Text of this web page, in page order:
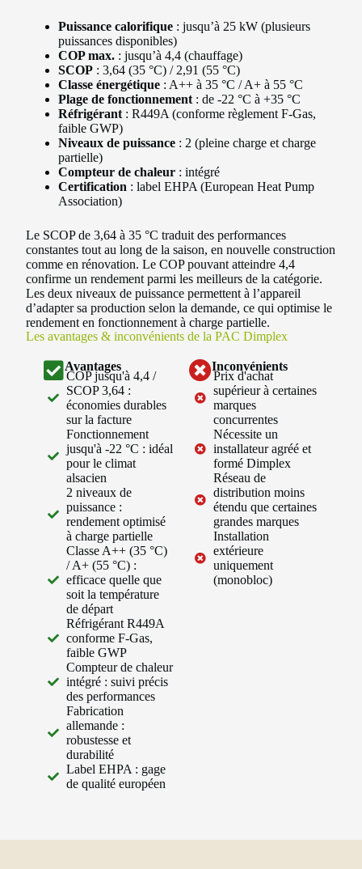
Puissance calorifique : jusqu’à 25 kW (plusieurs
puissances disponibles)
COP max. : jusqu’à 4,4 (chauffage)
SCOP : 3,64 (35 °C) / 2,91 (55 °C)
Classe énergétique : A++ à 35 °C / A+ à 55 °C
Plage de fonctionnement : de -22 °C à +35 °C
Réfrigérant : R449A (conforme règlement F-Gas,
faible GWP)
Niveaux de puissance : 2 (pleine charge et charge
partielle)
Compteur de chaleur : intégré
Certification : label EHPA (European Heat Pump
Association)
Le SCOP de 3,64 à 35 °C traduit des performances
constantes tout au long de la saison, en nouvelle construction
comme en rénovation. Le COP pouvant atteindre 4,4
confirme un rendement parmi les meilleurs de la catégorie.
Les deux niveaux de puissance permettent à l’appareil
d’adapter sa production selon la demande, ce qui optimise le
rendement en fonctionnement à charge partielle.
Les avantages & inconvénients de la PAC Dimplex
Avantages
COP jusqu'à 4,4 /
SCOP 3,64 :
économies durables
sur la facture
Fonctionnement
jusqu'à -22 °C : idéal
pour le climat
alsacien
2 niveaux de
puissance :
rendement optimisé
à charge partielle
Classe A++ (35 °C)
/ A+ (55 °C) :
efficace quelle que
soit la température
de départ
Réfrigérant R449A
conforme F-Gas,
faible GWP
Compteur de chaleur
intégré : suivi précis
des performances
Fabrication
allemande :
robustesse et
durabilité
Label EHPA : gage
de qualité européen
Inconvénients
Prix d'achat
supérieur à certaines
marques
concurrentes
Nécessite un
installateur agréé et
formé Dimplex
Réseau de
distribution moins
étendu que certaines
grandes marques
Installation
extérieure
uniquement
(monobloc)